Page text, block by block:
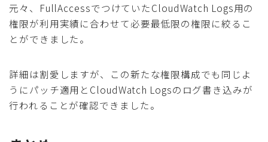
元々、FullAccessでつけていたCloudWatch Logs用の
権限が利用実績に合わせて必要最低限の権限に絞るこ
とができました。
詳細は割愛しますが、この新たな権限構成でも同じよ
うにパッチ適用とCloudWatch Logsのログ書き込みが
行われることが確認できました。